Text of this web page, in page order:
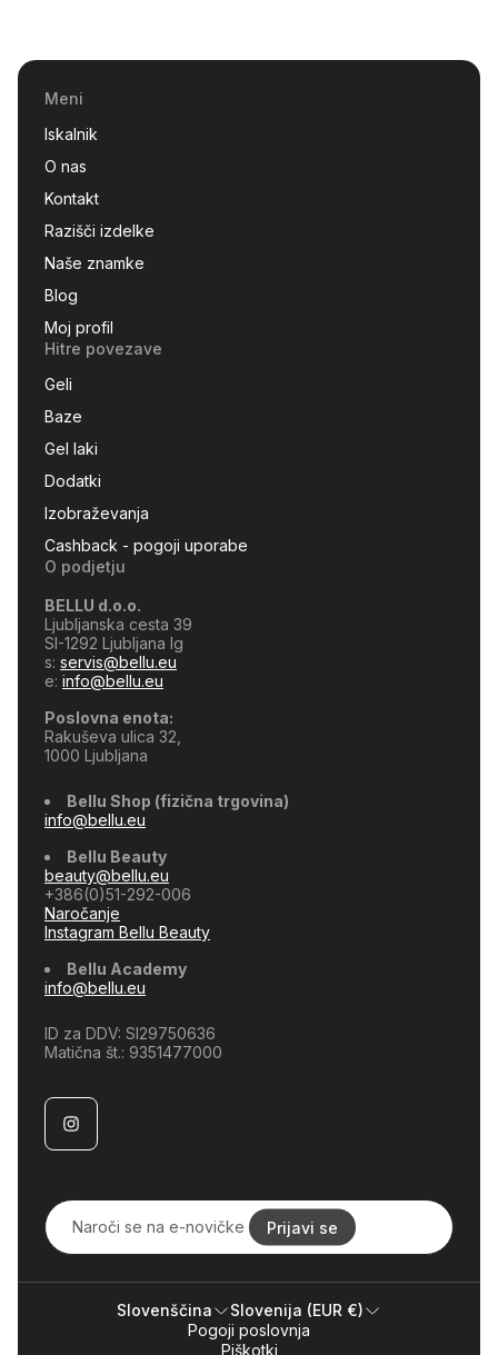
Meni
Iskalnik
O nas
Kontakt
Razišči izdelke
Naše znamke
Blog
Moj profil
Hitre povezave
Geli
Baze
Gel laki
Dodatki
Izobraževanja
Cashback - pogoji uporabe
O podjetju
BELLU d.o.o.
Ljubljanska cesta 39
SI-1292 Ljubljana Ig
s: servis@bellu.eu
e: info@bellu.eu
Poslovna enota:
Rakuševa ulica 32,
1000 Ljubljana
Bellu Shop (fizična trgovina)
info@bellu.eu
Bellu Beauty
beauty@bellu.eu
+386(0)51-292-006
Naročanje
Instagram Bellu Beauty
Bellu Academy
info@bellu.eu
ID za DDV: SI29750636
Matična št.: 9351477000
Naroči
se
na
novičke
...
Prijavi se
Slovenščina
Slovenija (EUR €)
Pogoji poslovnja
Piškotki
CASHBACK
Vračilo denarja